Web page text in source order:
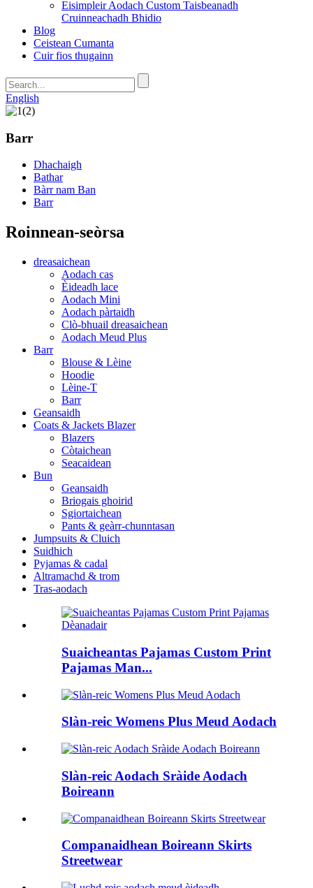
Eisimpleir Aodach Custom Taisbeanadh
Cruinneachadh Bhidio
Blog
Ceistean Cumanta
Cuir fios thugainn
English
Barr
Dhachaigh
Bathar
Bàrr nam Ban
Barr
Roinnean-seòrsa
dreasaichean
Aodach cas
Èideadh lace
Aodach Mini
Aodach pàrtaidh
Clò-bhuail dreasaichean
Aodach Meud Plus
Barr
Blouse & Lèine
Hoodie
Lèine-T
Barr
Geansaidh
Coats & Jackets Blazer
Blazers
Còtaichean
Seacaidean
Bun
Geansaidh
Briogais ghoirid
Sgiortaichean
Pants & geàrr-chunntasan
Jumpsuits & Cluich
Suidhich
Pyjamas & cadal
Altramachd & trom
Tras-aodach
Suaicheantas Pajamas Custom Print
Pajamas Man...
Slàn-reic Womens Plus Meud Aodach
Slàn-reic Aodach Sràide Aodach
Boireann
Companaidhean Boireann Skirts
Streetwear